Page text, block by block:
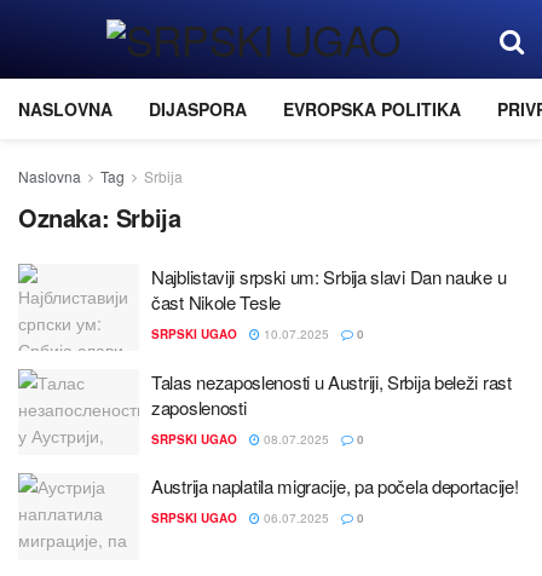
NASLOVNA DIJASPORA EVROPSKA POLITIKA
Naslovna Tag Srbiјa
Oznaka: Srbiјa
Naјblistaviјi srpski um: Srbiјa slavi Dan nauke u
čast Nikole Tesle
SRPSKI UGAO 10.07.2025 0
Talas nezaposlenosti u Austriјi, Srbiјa beleži rast
zaposlenosti
SRPSKI UGAO 08.07.2025 0
Austriјa naplatila migraciјe, pa počela deportaciјe!
SRPSKI UGAO 06.07.2025 0